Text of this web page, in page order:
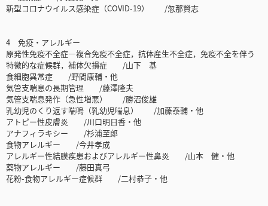
新型コロナウイルス感染症（COVID-19） /忽那賢志
4 免疫・アレルギー
原発性免疫不全症―複合免疫不全症，抗体産生不全症，免疫不全を伴う
特徴的な症候群，補体欠損症 /山下 基
食細胞異常症 /野間康輔・他
気管支喘息の長期管理 /藤澤隆夫
気管支喘息発作（急性増悪） /勝沼俊雄
乳幼児のくり返す喘鳴（乳幼児喘息） /加藤泰輔・他
アトピー性皮膚炎 /川口明日香・他
アナフィラキシー /杉浦至郎
食物アレルギー /今井孝成
アレルギー性結膜疾患およびアレルギー性鼻炎 /山本 健・他
薬物アレルギー /藤田真弓
花粉-食物アレルギー症候群 /二村恭子・他